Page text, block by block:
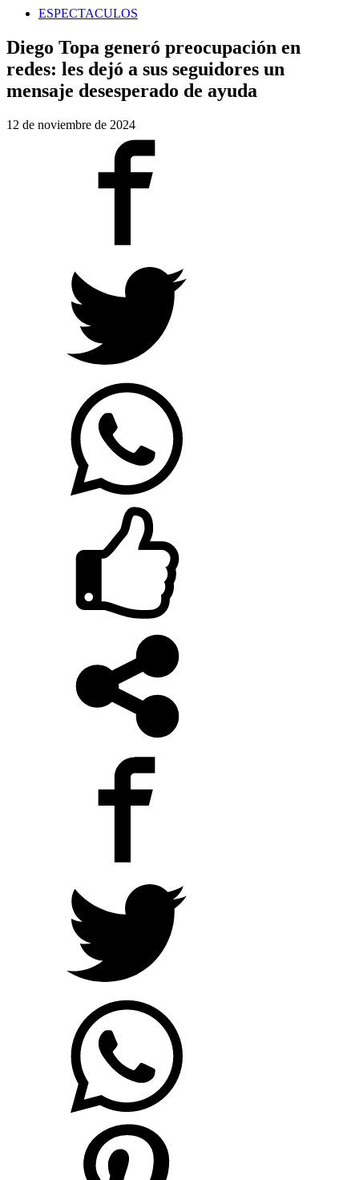
ESPECTACULOS
Diego Topa generó preocupación en
redes: les dejó a sus seguidores un
mensaje desesperado de ayuda
12 de noviembre de 2024